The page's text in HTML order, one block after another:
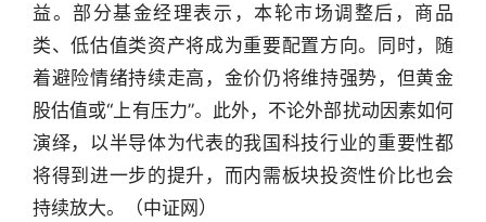
行
业
快
报
益。部分基金经理表示，本轮市场调整后，商品
类、低估值类资产将成为重要配置方向。同时，随
着避险情绪持续走高，金价仍将维持强势，但黄金
股估值或“上有压力”。此外，不论外部扰动因素如何
演绎，以半导体为代表的我国科技行业的重要性都
将得到进一步的提升，而内需板块投资性价比也会
持续放大。（中证网）